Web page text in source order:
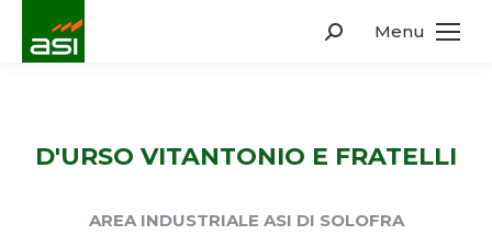
Menu
Search:
D'URSO VITANTONIO E FRATELLI
AREA INDUSTRIALE ASI DI SOLOFRA